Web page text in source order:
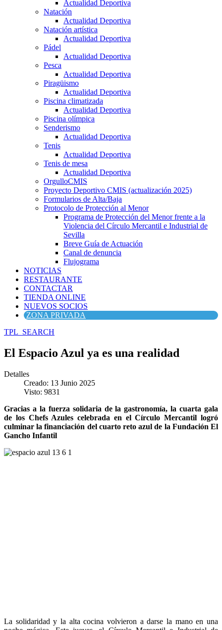
Actualidad Deportiva
Natación
Actualidad Deportiva
Natación artística
Actualidad Deportiva
Pádel
Actualidad Deportiva
Pesca
Actualidad Deportiva
Piragüismo
Actualidad Deportiva
Piscina climatizada
Actualidad Deportiva
Piscina olímpica
Senderismo
Actualidad Deportiva
Tenis
Actualidad Deportiva
Tenis de mesa
Actualidad Deportiva
OrgulloCMIS
Proyecto Deportivo CMIS (actualización 2025)
Formularios de Alta/Baja
Protocolo de Protección al Menor
Programa de Protección del Menor frente a la
Violencia del Círculo Mercantil e Industrial de
Sevilla
Breve Guía de Actuación
Canal de denuncia
Flujograma
NOTICIAS
RESTAURANTE
CONTACTAR
TIENDA ONLINE
NUEVOS SOCIOS
ZONA PRIVADA
TPL_SEARCH
El Espacio Azul ya es una realidad
Detalles
Creado: 13 Junio 2025
Visto: 9831
Gracias a la fuerza solidaria de la gastronomía, la cuarta gala
de los Chefs Azules celebrada en el Círculo Mercantil logró
culminar la financiación del cuarto reto azul de la Fundación El
Gancho Infantil
La solidaridad y la alta cocina volvieron a darse la mano en una